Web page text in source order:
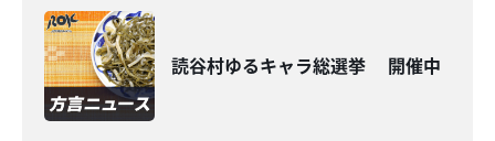
読谷村ゆるキャラ総選挙 開催中